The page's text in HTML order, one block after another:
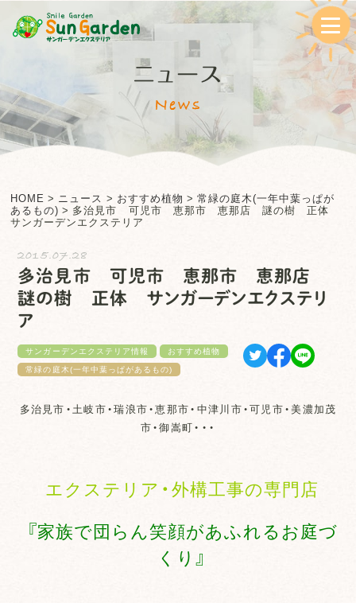
ニュース
News
HOME > ニュース > おすすめ植物 > 常緑の庭木(一年中葉っぱが
あるもの) > 多治見市 可児市 恵那市 恵那店 謎の樹 正体
サンガーデンエクステリア
2015.07.28
多治見市 可児市 恵那市 恵那店
謎の樹 正体 サンガーデンエクステリ
ア
サンガーデンエクステリア情報
おすすめ植物
常緑の庭木(一年中葉っぱがあるもの)
多治見市・土岐市・瑞浪市・恵那市・中津川市・可児市・美濃加茂
市・御嵩町・・・
エクステリア・外構工事の専門店
『家族で団らん笑顔があふれるお庭づ
くり』